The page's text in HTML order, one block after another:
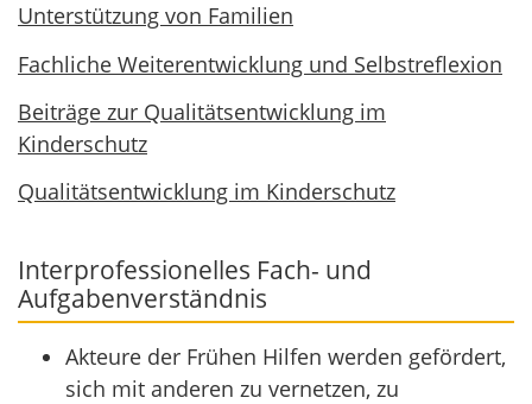
Unterstützung von Familien
Fachliche Weiterentwicklung und Selbstreflexion
Beiträge zur Qualitätsentwicklung im
Kinderschutz
Qualitätsentwicklung im Kinderschutz
Interprofessionelles Fach- und
Aufgabenverständnis
Akteure der Frühen Hilfen werden gefördert,
sich mit anderen zu vernetzen, zu